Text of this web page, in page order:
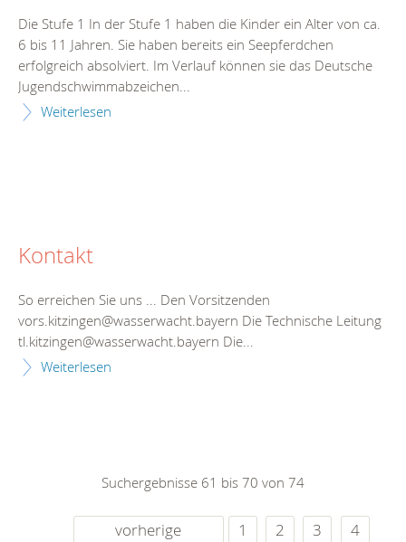
Die Stufe 1 In der Stufe 1 haben die Kinder ein Alter von ca.
6 bis 11 Jahren. Sie haben bereits ein Seepferdchen
erfolgreich absolviert. Im Verlauf können sie das Deutsche
Jugendschwimmabzeichen...
Weiterlesen
Kontakt
So erreichen Sie uns ... Den Vorsitzenden
vors.kitzingen@wasserwacht.bayern Die Technische Leitung
tl.kitzingen@wasserwacht.bayern Die...
Weiterlesen
Suchergebnisse 61 bis 70 von 74
vorherige 1 2 3
4